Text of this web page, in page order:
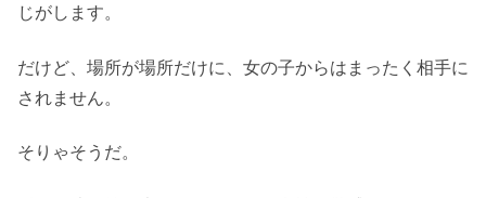
じがします。
だけど、場所が場所だけに、女の子からはまったく相手に
されません。
そりゃそうだ。